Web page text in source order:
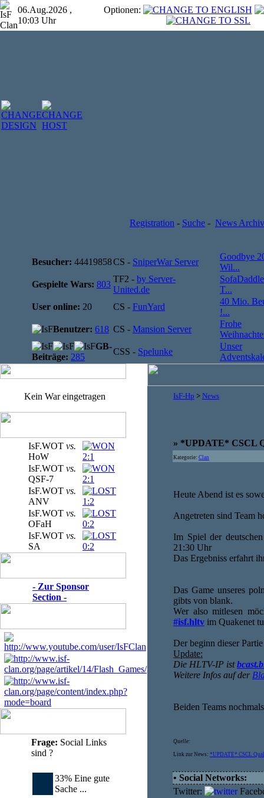
06.Aug.2026 ,
10:03 Uhr
Optionen:
Registration - Suche - News Archiv
Besucher: 44419858CS - SniperWar Server
Goodbye
Wil...
Gespielte Wars: 803
TF2 - by Server-
United.de
T...
User online: 20 CS - FunYard
40 Mio.
!...
Benutzer: 618 CS - Mansion Server
Frohe
GB-
Beiträge: 285
CSS - Spelunke
Unser
Kein War eingetragen
IsF.WOT vs.
HoW
2:1
IsF.WOT vs.
QSF-7
2:1
IsF.WOT vs.
ANV
1:2
IsF.WOT vs.
OFaH
0:2
IsF.WOT vs.
SA
0:2
- Zur Sponsor
Section -
Frage: Social Links
sind ?
33% Eine gute
Sache ...
IsF-Hp > News
» *UPDATE* CSCL
Kategorie: Clan
Heute Abend ist es
Angetreten sind Team
Im Spiel der
21:30 Uhr
Das Ergebniss erfahrt
Das Game unseres
gibts von blank.
Wer also mitlesen
#isf.hltv im Quakenet
Der beginn dieser
Update:
Die HLTV-IP ist
Weitere Infos auf der
Beiden Teams
Quelle:
Link zur News: *UPDATE* CSCL
• Social Networks:
Twitter: